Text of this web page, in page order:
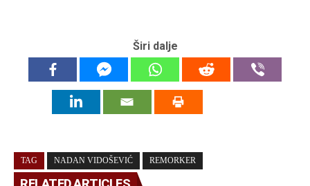
Širi dalje
TAG NADAN VIDOŠEVIĆ REMORKER